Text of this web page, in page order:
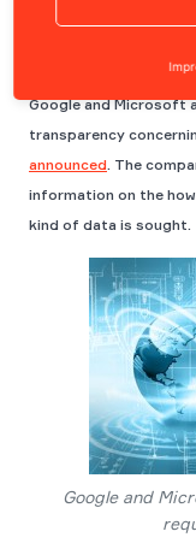
Google and Microsoft
transparency
announced. The
information on the
kind of data is sought.
Google and